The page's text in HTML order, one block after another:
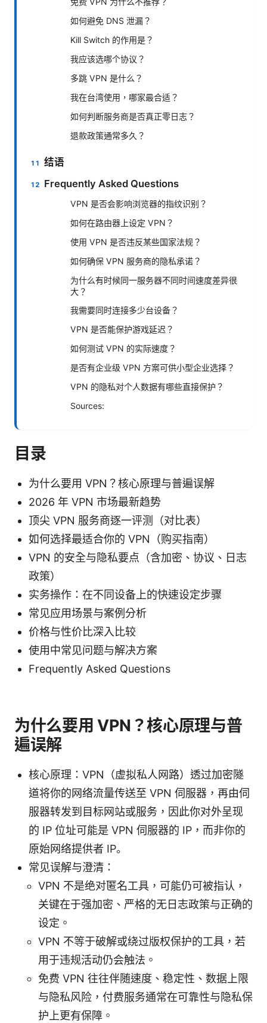
如何避免 DNS 泄漏？
Kill Switch 的作用是？
我应该选哪个协议？
多跳 VPN 是什么？
我在台湾使用，哪家最合适？
如何判断服务商是否真正零日志？
退款政策通常多久？
结语
Frequently Asked Questions
VPN 是否会影响浏览器的指纹识别？
如何在路由器上设定 VPN？
使用 VPN 是否违反某些国家法规？
如何确保 VPN 服务商的隐私承诺？
为什么有时候同一服务器不同时间速度差异很
大？
我需要同时连接多少台设备？
VPN 是否能保护游戏延迟？
如何测试 VPN 的实际速度？
是否有企业级 VPN 方案可供小型企业选择？
VPN 的隐私对个人数据有哪些直接保护？
Sources:
目录
为什么要用 VPN？核心原理与普遍误解
2026 年 VPN 市场最新趋势
顶尖 VPN 服务商逐一评测（对比表）
如何选择最适合你的 VPN（购买指南）
VPN 的安全与隐私要点（含加密、协议、日志
政策）
实务操作：在不同设备上的快速设定步骤
常见应用场景与案例分析
价格与性价比深入比较
使用中常见问题与解决方案
Frequently Asked Questions
为什么要用 VPN？核心原理与普
遍误解
核心原理：VPN（虚拟私人网路）透过加密隧
道将你的网络流量传送至 VPN 伺服器，再由伺
服器转发到目标网站或服务，因此你对外呈现
的 IP 位址可能是 VPN 伺服器的 IP，而非你的
原始网络提供者 IP。
常见误解与澄清：
VPN 不是绝对匿名工具，可能仍可被指认，
关键在于强加密、严格的无日志政策与正确的
设定。
VPN 不等于破解或绕过版权保护的工具，若
用于违规活动仍会触法。
免费 VPN 往往伴随速度、稳定性、数据上限
与隐私风险，付费服务通常在可靠性与隐私保
护上更有保障。